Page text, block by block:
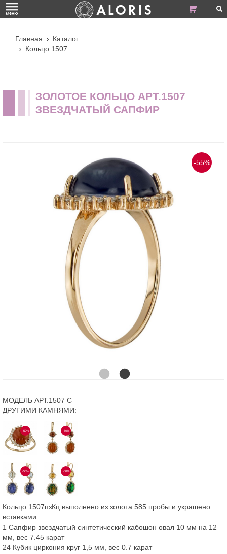
Главная
Каталог
Кольцо 1507
ЗОЛОТОЕ КОЛЬЦО АРТ.1507
ЗВЕЗДЧАТЫЙ САПФИР
-55%
МОДЕЛЬ АРТ.1507 С
ДРУГИМИ КАМНЯМИ:
-50% -50%
-50% -50%
Кольцо 1507пзКц выполнено из золота 585 пробы и украшено
вставками:
1 Сапфир звездчатый синтетический кабошон овал 10 мм на 12
мм, вес 7.45 карат
24 Кубик циркония круг 1,5 мм, вес 0.7 карат